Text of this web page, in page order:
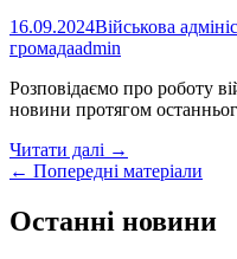
тривоги
16.09.2024Військова
громадаadmin
Розповідаємо про роботу
новини протягом
Читати далі Про
роботу
адміністрації
→
Posts
navigation
← Попередні матеріали
Останні новини